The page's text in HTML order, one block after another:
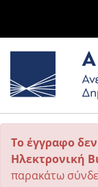
Το έγγραφο
Ηλεκτρονική
παρακάτω